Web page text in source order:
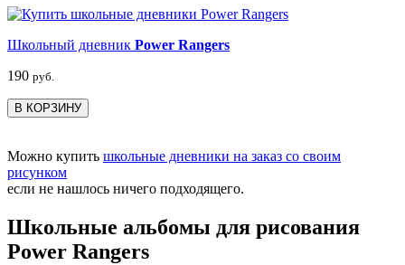
Школьный дневник Power Rangers
190 руб.
В КОРЗИНУ
Можно купить школьные дневники на заказ со своим
рисунком
если не нашлось ничего подходящего.
Школьные альбомы для рисования
Power Rangers